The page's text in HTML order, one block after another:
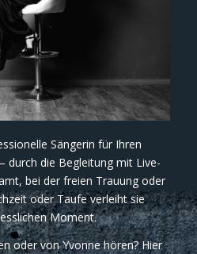
Sängerin für Ihren
durch die Begleitung mit Live-
bei der freien Trauung oder
oder Taufe verleiht sie
Moment.
oder von Yvonne hören? Hier